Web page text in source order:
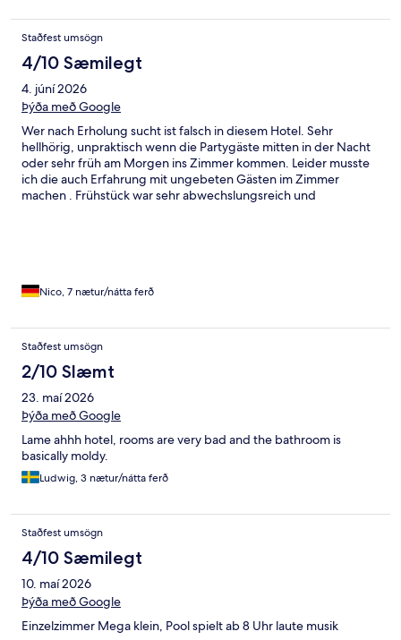
Staðfest umsögn
4/10 Sæmilegt
4. júní 2026
Þýða með Google
Wer nach Erholung sucht ist falsch in diesem Hotel. Sehr
hellhörig, unpraktisch wenn die Partygäste mitten in der Nacht
oder sehr früh am Morgen ins Zimmer kommen. Leider musste
ich die auch Erfahrung mit ungebeten Gästen im Zimmer
machen . Frühstück war sehr abwechslungsreich und
Nico, 7 nætur/nátta ferð
Staðfest umsögn
2/10 Slæmt
23. maí 2026
Þýða með Google
Lame ahhh hotel, rooms are very bad and the bathroom is
basically moldy.
Ludwig, 3 nætur/nátta ferð
Staðfest umsögn
4/10 Sæmilegt
10. maí 2026
Þýða með Google
Einzelzimmer Mega klein, Pool spielt ab 8 Uhr laute musik